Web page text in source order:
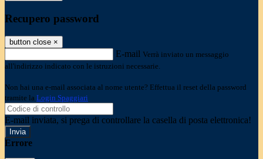
Recupero password
button close ×
E-mail Verrà inviato un messaggio
all'indirizzo indicato con le istruzioni necessarie.
Non hai una e-mail associata al nome utente? Effettua il reset della password
tramite la Login Spaggiari
E-mail inviata, si prega di controllare la casella di posta elettronica!
Errore